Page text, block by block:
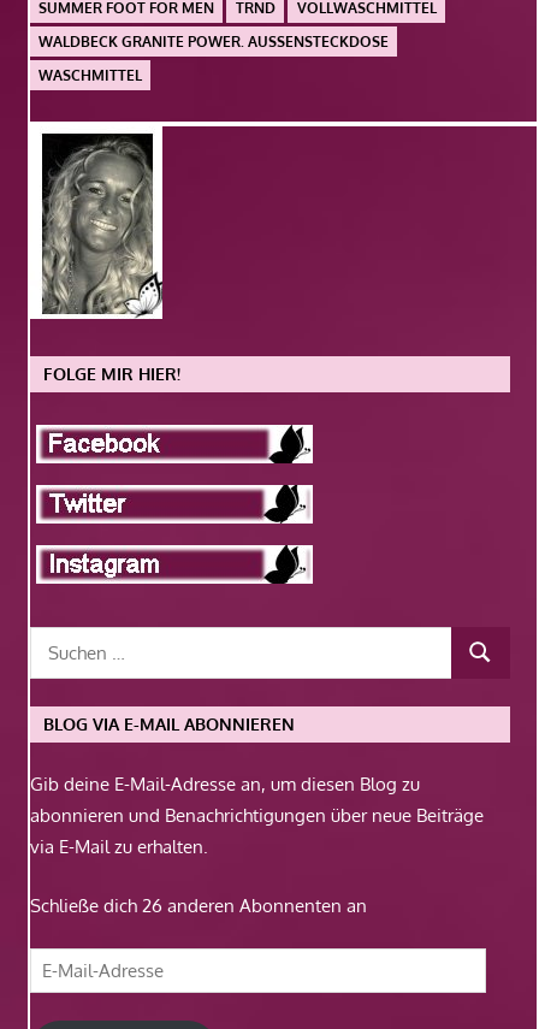
SUMMER FOOT FOR MEN TRND
VOLLWASCHMITTEL
WALDBECK GRANITE POWER. AUSSENSTECKDOSE
WASCHMITTEL
FOLGE MIR HIER!
BLOG VIA E-MAIL ABONNIEREN
Gib deine E-Mail-Adresse an, um diesen Blog zu
abonnieren und Benachrichtigungen über neue Beiträge
via E-Mail zu erhalten.
Schließe dich 26 anderen Abonnenten an
E-
Mail-